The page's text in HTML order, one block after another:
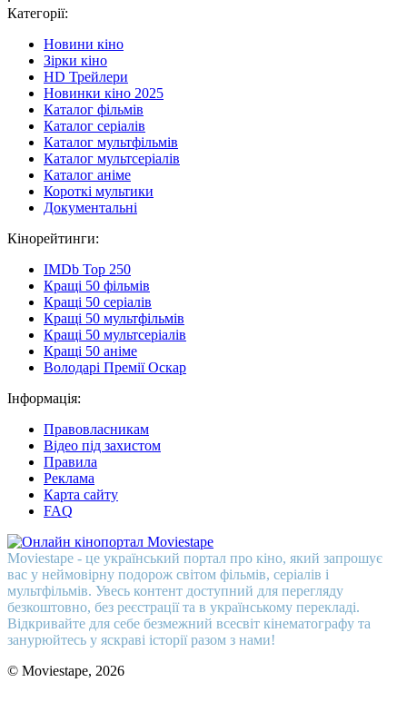
Категорії:
Новини кіно
Зірки кіно
HD Трейлери
Новинки кіно 2025
Каталог фільмів
Каталог серіалів
Каталог мультфільмів
Каталог мультсеріалів
Каталог аніме
Короткі мультики
Документальні
Кінорейтинги:
IMDb Top 250
Кращі 50 фільмів
Кращі 50 серіалів
Кращі 50 мультфільмів
Кращі 50 мультсеріалів
Кращі 50 аніме
Володарі Премії Оскар
Інформація:
Правовласникам
Відео під захистом
Правила
Реклама
Карта сайту
FAQ
Moviestape - це український портал про кіно, який запрошує
вас у неймовірну подорож світом фільмів, серіалів і
мультфільмів. Увесь контент доступний для перегляду
безкоштовно, без реєстрації та в українському перекладі.
Відкривайте для себе безмежний всесвіт кінематографу та
занурюйтесь у яскраві історії разом з нами!
© Moviestape, 2026